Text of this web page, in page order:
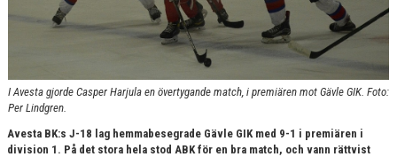
I Avesta gjorde Casper Harjula en övertygande match, i premiären mot Gävle GIK. Foto:
Per Lindgren.
Avesta BK:s J-18 lag hemmabesegrade Gävle GIK med 9-1 i premiären i
division 1. På det stora hela stod ABK för en bra match, och vann rättvist